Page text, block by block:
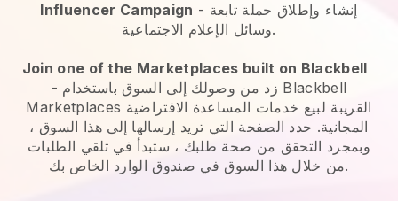
Influencer Campaign - إنشاء وإطلاق حملة تابعة
وسائل الإعلام الاجتماعية.
Join one of the Marketplaces built on Blackbell
- زد من وصولك إلى السوق باستخدام Blackbell
Marketplaces القريبة لبيع خدمات المساعدة الافتراضية
المجانية. حدد الصفحة التي تريد إرسالها إلى هذا السوق ،
وبمجرد التحقق من صحة طلبك ، ستبدأ في تلقي الطلبات
من خلال هذا السوق في صندوق الوارد الخاص بك.